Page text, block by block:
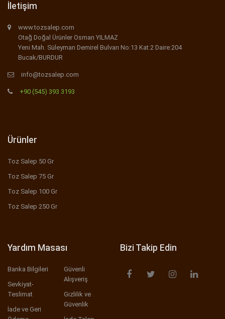
İletişim
www.tozsalep.com
Otağ Doğal Ürünler Osman YILMAZ
Yeni Mah. Süleyman Demirel Bulvarı No:13 Kat:2 Daire:204
Bucak/BURDUR
info@tozsalep.com
+90 (545) 393 3193
Ürünler
Toz Salep 50 Gr
Toz Salep 75 Gr
Toz Salep 100 Gr
Toz Salep 250 Gr
Yardım Masası
Banka Bilgileri
Sevkiyat-
Teslimat
İade ve Geri
Güvenli
Alışveriş
Gizlilik ve
Güvenlik
Bizi Takip Edin